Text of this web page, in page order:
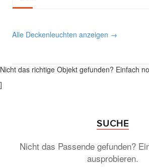
Alle Deckenleuchten anzeigen →
Nicht das richtige Objekt gefunden? Einfach
]
SUCHE
Nicht das Passende gefunden?
ausprobieren.